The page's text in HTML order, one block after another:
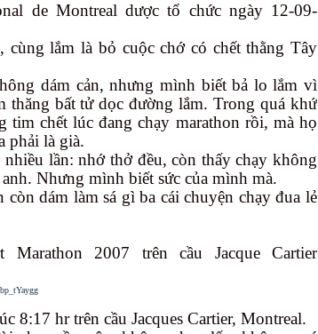
de Montreal dược tổ chức ngày 12-09-
cùng lắm là bỏ cuộc chớ có chết thằng Tây
dám cản, nhưng mình biết bả lo lắm vì
thăng bất tử dọc đường lắm. Trong quá khứ
tim chết lúc đang chạy marathon rồi, mà họ
phải là già.
lần: nhớ thở đều, còn thấy chạy không
Nhưng mình biết sức của mình mà.
dám làm sá gì ba cái chuyện chạy đua lẻ
Marathon 2007 trên cầu Jacque Cartier
8:17 hr trên cầu Jacques Cartier, Montreal.